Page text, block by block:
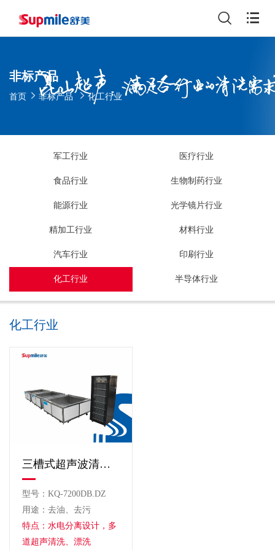
非标产品
首页 非标产品 化工行业
军工行业 医疗行业
食品行业 生物制药行业
能源行业 光学镜片行业
精加工行业 材料行业
汽车行业 印刷行业
化工行业 半导体行业
化工行业
三槽式超声波清洗机
型号：KQ-7200DB.DZ
用途：去油、去污
特点：水电分离设计，多
道超声清洗、漂洗